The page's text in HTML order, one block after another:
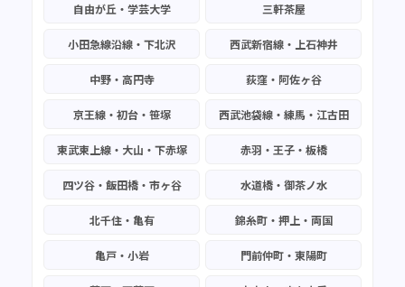
自由が丘・学芸大学 三軒茶屋
小田急線沿線・下北沢 西武新宿線・上石神井
中野・高円寺 荻窪・阿佐ヶ谷
京王線・初台・笹塚 西武池袋線・練馬・江古田
東武東上線・大山・下赤塚 赤羽・王子・板橋
四ツ谷・飯田橋・市ヶ谷 水道橋・御茶ノ水
北千住・亀有 錦糸町・押上・両国
亀戸・小岩 門前仲町・東陽町